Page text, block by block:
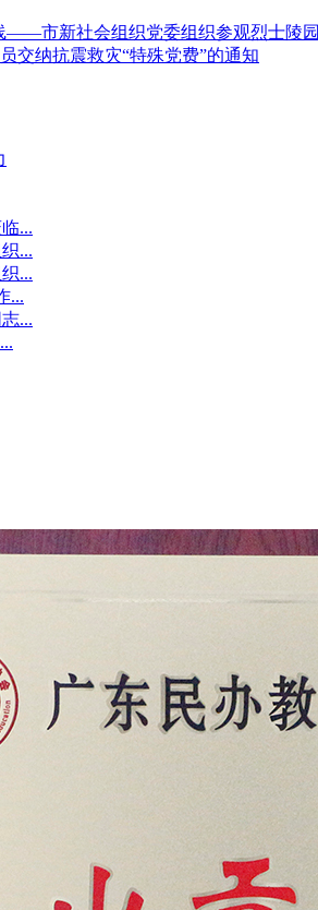
——市新社会组织党委组织参观烈士陵园
交纳抗震救灾“特殊党费”的通知
...
...
...
...
...